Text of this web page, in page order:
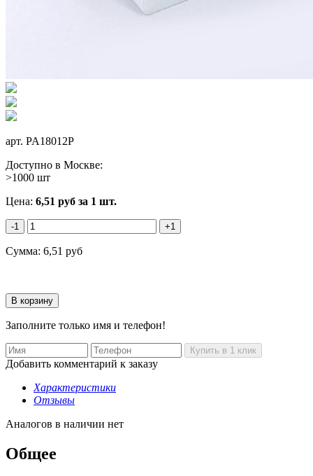
арт. PA18012P
Доступно в Москве:
>1000 шт
Цена: 6,51 руб за 1 шт.
-1 +1
Сумма: 6,51 руб
Заполните только имя и телефон!
Добавить комментарий к заказу
Характеристики
Отзывы
Аналогов в наличии нет
Общее